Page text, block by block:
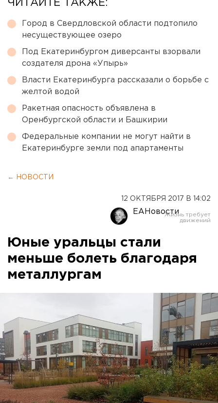
ЧИТАЙТЕ ТАКЖЕ:
Город в Свердловской области подтопило
несуществующее озеро
Под Екатеринбургом диверсанты взорвали
создателя дрона «Упырь»
Власти Екатеринбурга рассказали о борьбе с
желтой водой
Ракетная опасность объявлена в
Оренбургской области и Башкирии
Федеральные компании не могут найти в
Екатеринбурге земли под апартаменты
← НОВОСТИ
12 ОКТЯБРЯ 2017 В 14:02
ЕАНовости
Юные уральцы стали
меньше болеть благодаря
металлургам